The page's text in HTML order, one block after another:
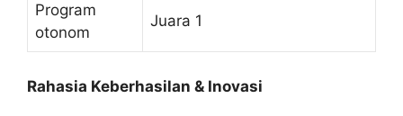
Program
otonom
Juara 1
Rahasia Keberhasilan & Inovasi